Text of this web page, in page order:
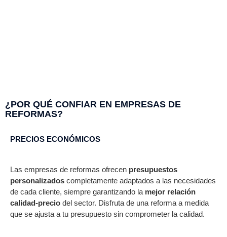
¿POR QUÉ CONFIAR EN EMPRESAS DE
REFORMAS?​
PRECIOS ECONÓMICOS
Las empresas de reformas ofrecen presupuestos
personalizados completamente adaptados a las necesidades
de cada cliente, siempre garantizando la mejor relación
calidad-precio del sector. Disfruta de una reforma a medida
que se ajusta a tu presupuesto sin comprometer la calidad.